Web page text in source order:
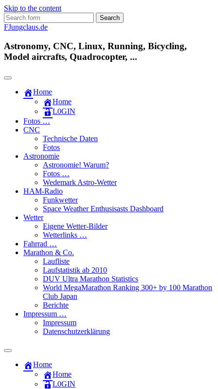
Skip to the content
Search
for:
FJungclaus.de
Astronomy, CNC, Linux, Running, Bicycling,
Model aircrafts, Quadrocopter, ...
Home
Home
L​0​​GIN
Fotos …
CNC
Technische Daten
Fotos
Astronomie
Astronomie! Warum?
Fotos …
Wedemark Astro-Wetter
HAM-Radio
Funkwetter
Space Weather Enthusisasts Dashboard
Wetter
Eigene Wetter-Bilder
Wetterlinks …
Fahrrad …
Marathon & Co.
Laufliste
Laufstatistik ab 2010
DUV Ultra Marathon Statistics
World MegaMarathon Ranking 300+ by 100 Marathon
Club Japan
Berichte
Impressum …
Impressum
Datenschutzerklärung
Toggle
field
Home
Home
L​0​​GIN